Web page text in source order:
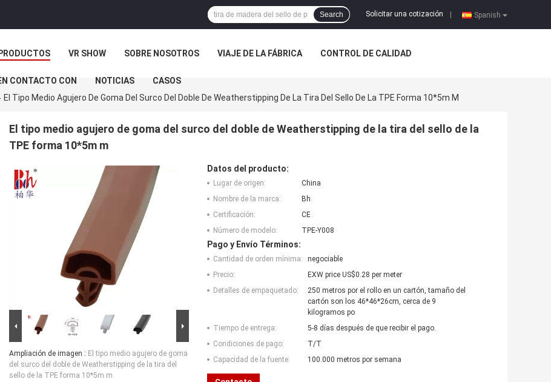
Spanish
Solicitar una cotización
Search
PRODUCTOS VR SHOW SOBRE NOSOTROS VIAJE DE LA FÁBRICA CONTROL DE CALIDAD
CONTACTO CON NOTICIAS
CASOS
El Tipo Medio Agujero De Goma Del Surco Del Doble De Weatherstipping De La Tira Del Sello De La TPE Forma 10*5m M
El tipo medio agujero de goma del surco del doble de Weatherstipping de la tira del sello de la
TPE forma 10*5m m
Ampliación de imagen : El tipo medio agujero de goma
del surco del doble de Weatherstipping de la tira del
sello de la TPE forma 10*5m m
Datos del producto:
Lugar de origen:
China
Nombre de la marca:
Bh
Certificación:
CE
Número de modelo:
TPE-Y008
Pago y Envío Términos:
Cantidad de orden mínima:
negociable
Precio:
EXW price US$0.28 per meter
Detalles de empaquetado:
250 metros por el rollo en un cartón, tamaño del
cartón son los 46*46*26cm, cerca de 9
kilogramos po
Tiempo de entrega:
5-8 días después de que recibir el pago.
Condiciones de pago:
T/T
Capacidad de la fuente:
100.000 metros por semana